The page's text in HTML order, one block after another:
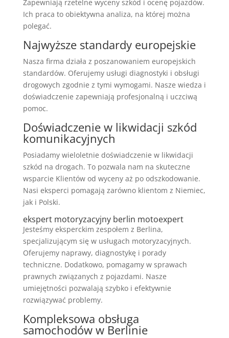
Zapewniają rzetelne wyceny szkód i ocenę pojazdów.
Ich praca to obiektywna analiza, na której można
polegać.
Najwyższe standardy europejskie
Nasza firma działa z poszanowaniem europejskich
standardów. Oferujemy usługi diagnostyki i obsługi
drogowych zgodnie z tymi wymogami. Nasze wiedza i
doświadczenie zapewniają profesjonalną i uczciwą
pomoc.
Doświadczenie w likwidacji szkód
komunikacyjnych
Posiadamy wieloletnie doświadczenie w likwidacji
szkód na drogach. To pozwala nam na skuteczne
wsparcie Klientów od wyceny aż po odszkodowanie.
Nasi eksperci pomagają zarówno klientom z Niemiec,
jak i Polski.
ekspert motoryzacyjny berlin motoexpert
Jesteśmy eksperckim zespołem z Berlina,
specjalizującym się w usługach motoryzacyjnych.
Oferujemy naprawy, diagnostykę i porady
techniczne. Dodatkowo, pomagamy w sprawach
prawnych związanych z pojazdami. Nasze
umiejętności pozwalają szybko i efektywnie
rozwiązywać problemy.
Kompleksowa obsługa
samochodów w Berlinie